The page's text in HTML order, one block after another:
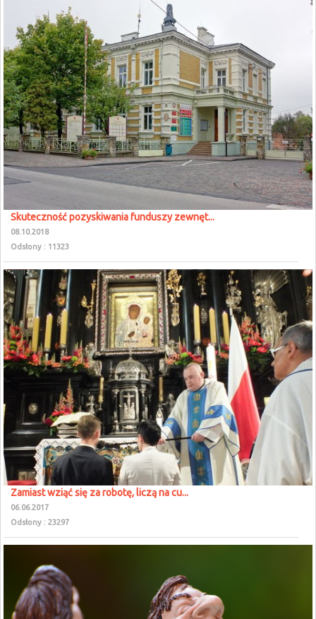
Skuteczność pozyskiwania funduszy zewnęt...
08.10.2018
Odsłony : 11323
Zamiast wziąć się za robotę, liczą na cu...
06.06.2017
Odsłony : 23297